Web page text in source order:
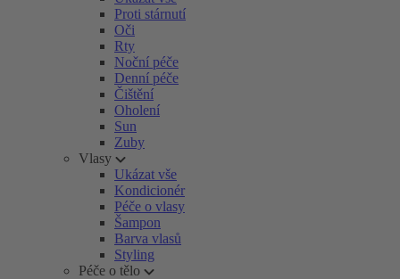
Proti stárnutí
Oči
Rty
Noční péče
Denní péče
Čištění
Oholení
Sun
Zuby
Vlasy
Ukázat vše
Kondicionér
Péče o vlasy
Šampon
Barva vlasů
Styling
Péče o tělo